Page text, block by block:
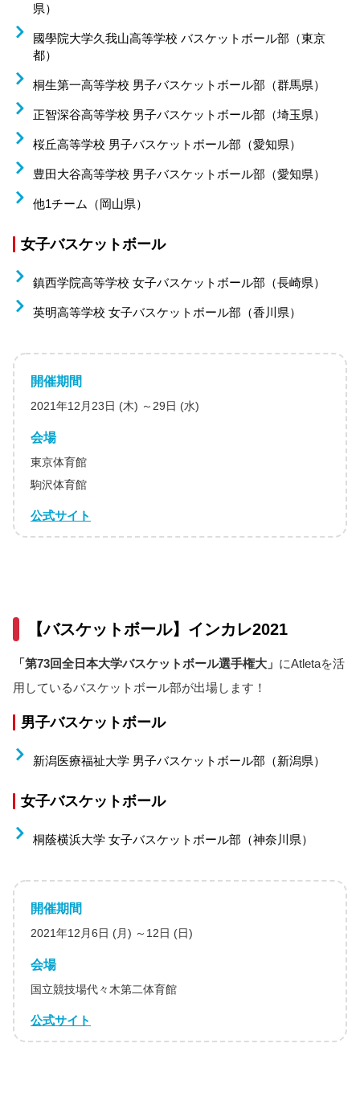
県）
國學院大学久我山高等学校 バスケットボール部（東京
都）
桐生第一高等学校 男子バスケットボール部（群馬県）
正智深谷高等学校 男子バスケットボール部（埼玉県）
桜丘高等学校 男子バスケットボール部（愛知県）
豊田大谷高等学校 男子バスケットボール部（愛知県）
他1チーム（岡山県）
女子バスケットボール
鎮西学院高等学校 女子バスケットボール部（長崎県）
英明高等学校 女子バスケットボール部（香川県）
開催期間
2021年12月23日 (木) ～29日 (水)
会場
東京体育館
駒沢体育館
公式サイト
【バスケットボール】インカレ2021
「第73回全日本大学バスケットボール選手権大」 にAtletaを活
用しているバスケットボール部が出場します！
男子バスケットボール
新潟医療福祉大学 男子バスケットボール部（新潟県）
女子バスケットボール
桐蔭横浜大学 女子バスケットボール部（神奈川県）
開催期間
2021年12月6日 (月) ～12日 (日)
会場
国立競技場代々木第二体育館
公式サイト